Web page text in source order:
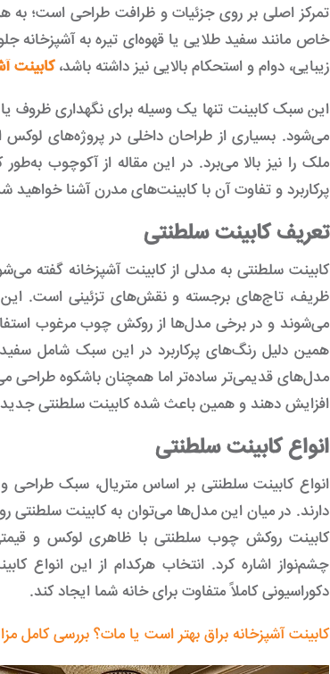
تمرکز اصلی بر روی جزئیات و ظرافت طراحی است؛ به
خاص مانند سفید طلایی یا قهوه‌ای تیره به آشپزخانه
زیبایی، دوام و استحکام بالایی نیز داشته باشد،کابینت
این سبک کابینت تنها یک وسیله برای نگهداری
می‌شود. بسیاری از طراحان داخلی در پروژه‌های لوکس
ملک را نیز بالا می‌برد. در این مقاله از آکوچوب
پرکاربرد و تفاوت آن با کابینت‌های مدرن آشنا خواهید
تعریف کابینت سلطنتی
کابینت سلطنتی به مدلی از کابینت آشپزخانه گفته
ظریف، تاج‌های برجسته و نقش‌های تزئینی است. این
می‌شوند و در برخی مدل‌ها از روکش چوب مرغوب
همین دلیل رنگ‌های پرکاربرد در این سبک شامل
مدل‌های قدیمی‌تر ساده‌تر اما همچنان باشکوه طراحی
افزایش دهند و همین باعث شده کابینت سلطنتی جدید
انواع کابینت سلطنتی
انواع کابینت سلطنتی بر اساس متریال، سبک طراحی
دارند. در میان این مدل‌ها می‌توان به کابینت سلطنتی
کابینت روکش چوب سلطنتی با ظاهری لوکس و
چشم‌نواز اشاره کرد. انتخاب هرکدام از این انواع
دکوراسیونی کاملاً متفاوت برای خانه شما ایجاد کند.
کابینت آشپزخانه براق بهتر است یا مات؟ بررسی کامل